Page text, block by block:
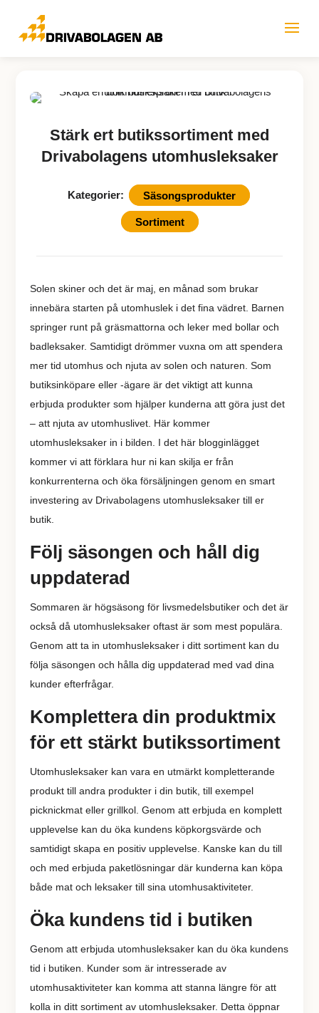
Stärk ert butikssortiment med
Drivabolagens utomhusleksaker
Kategorier: Säsongsprodukter
Sortiment
Solen skiner och det är maj, en månad som brukar
innebära starten på utomhuslek i det fina vädret. Barnen
springer runt på gräsmattorna och leker med bollar och
badleksaker. Samtidigt drömmer vuxna om att spendera
mer tid utomhus och njuta av solen och naturen. Som
butiksinköpare eller -ägare är det viktigt att kunna
erbjuda produkter som hjälper kunderna att göra just det
– att njuta av utomhuslivet. Här kommer
utomhusleksaker in i bilden. I det här blogginlägget
kommer vi att förklara hur ni kan skilja er från
konkurrenterna och öka försäljningen genom en smart
investering av Drivabolagens utomhusleksaker till er
butik.
Följ säsongen och håll dig
uppdaterad
Sommaren är högsäsong för livsmedelsbutiker och det är
också då utomhusleksaker oftast är som mest populära.
Genom att ta in utomhusleksaker i ditt sortiment kan du
följa säsongen och hålla dig uppdaterad med vad dina
kunder efterfrågar.
Komplettera din produktmix
för ett stärkt butikssortiment
Utomhusleksaker kan vara en utmärkt kompletterande
produkt till andra produkter i din butik, till exempel
picknickmat eller grillkol. Genom att erbjuda en komplett
upplevelse kan du öka kundens köpkorgsvärde och
samtidigt skapa en positiv upplevelse. Kanske kan du till
och med erbjuda paketlösningar där kunderna kan köpa
både mat och leksaker till sina utomhusaktiviteter.
Öka kundens tid i butiken
Genom att erbjuda utomhusleksaker kan du öka kundens
tid i butiken. Kunder som är intresserade av
utomhusaktiviteter kan komma att stanna längre för att
kolla in ditt sortiment av utomhusleksaker. Detta öppnar